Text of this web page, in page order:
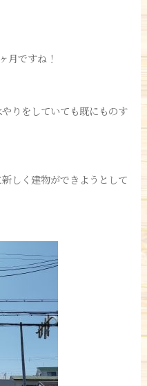
月ですね！
りをしていても既にものす
しく建物ができようとして